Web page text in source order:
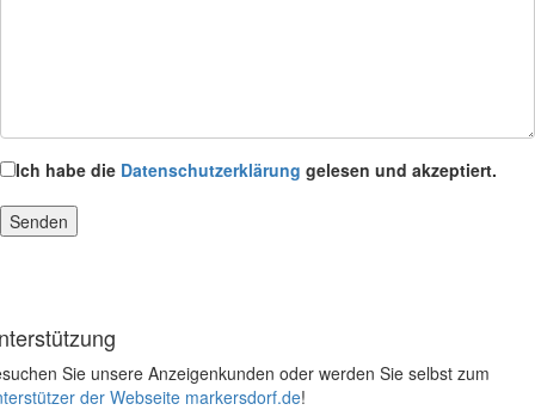
Ich habe die Datenschutzerklärung gelesen und akzeptiert.
Sie unsere Anzeigenkunden oder werden Sie selbst zum
der Webseite markersdorf.de!